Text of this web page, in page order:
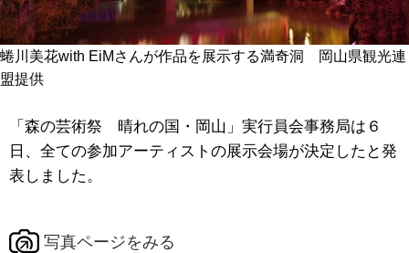
蜷川美花with EiMさんが作品を展示する満奇洞 岡山県観光連
盟提供
「森の芸術祭 晴れの国・岡山」実行員会事務局は６
日、全ての参加アーティストの展示会場が決定したと発
表しました。
写真ページをみる